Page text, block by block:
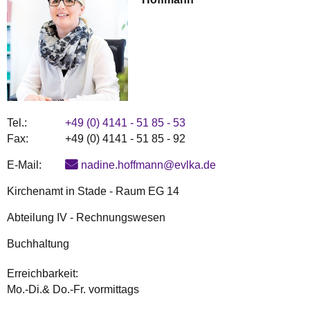
Tel.:
+49 (0) 4141 - 51 85 - 53
Fax:
+49 (0) 4141 - 51 85 - 92
E-Mail: nadine.hoffmann@evlka.de
Kirchenamt in Stade - Raum EG 14
Abteilung IV - Rechnungswesen
Buchhaltung
Erreichbarkeit:
Mo.-Di.& Do.-Fr. vormittags